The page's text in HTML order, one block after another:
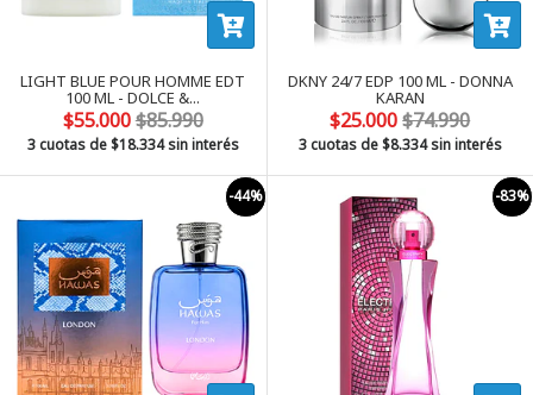
LIGHT BLUE POUR HOMME EDT
100 ML - DOLCE &...
$55.000$85.990
3 cuotas de$18.334sin interés
DKNY 24/7 EDP 100 ML - DONNA
KARAN
$25.000$74.990
3 cuotas de$8.334sin interés
-44% -83%